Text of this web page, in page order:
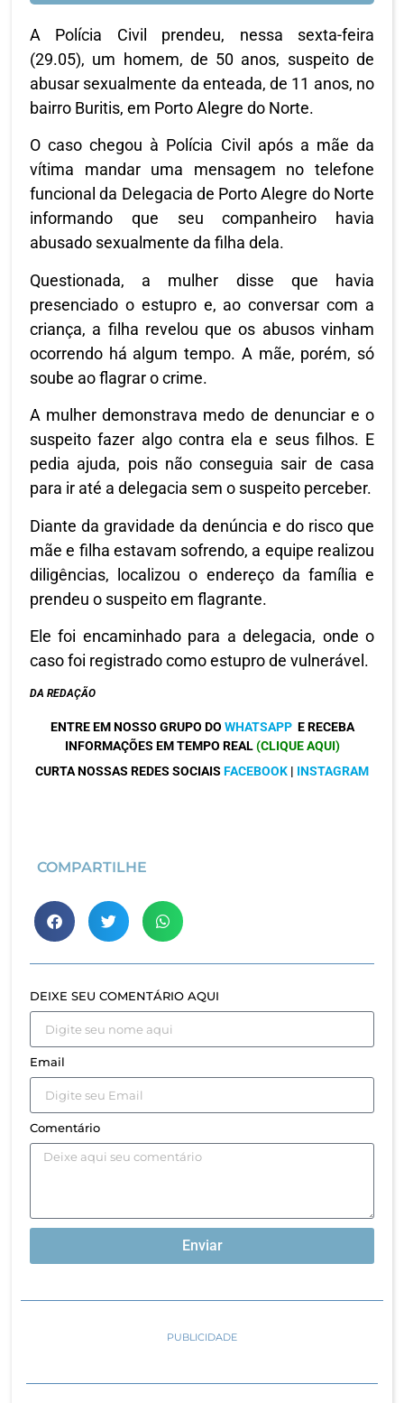
A Polícia Civil prendeu, nessa sexta-feira
(29.05), um homem, de 50 anos, suspeito de
abusar sexualmente da enteada, de 11 anos, no
bairro Buritis, em Porto Alegre do Norte.
O caso chegou à Polícia Civil após a mãe da
vítima mandar uma mensagem no telefone
funcional da Delegacia de Porto Alegre do Norte
informando que seu companheiro havia
abusado sexualmente da filha dela.
Questionada, a mulher disse que havia
presenciado o estupro e, ao conversar com a
criança, a filha revelou que os abusos vinham
ocorrendo há algum tempo. A mãe, porém, só
soube ao flagrar o crime.
A mulher demonstrava medo de denunciar e o
suspeito fazer algo contra ela e seus filhos. E
pedia ajuda, pois não conseguia sair de casa
para ir até a delegacia sem o suspeito perceber.
Diante da gravidade da denúncia e do risco que
mãe e filha estavam sofrendo, a equipe realizou
diligências, localizou o endereço da família e
prendeu o suspeito em flagrante.
Ele foi encaminhado para a delegacia, onde o
caso foi registrado como estupro de vulnerável.
DA REDAÇÃO
ENTRE EM NOSSO GRUPO DO WHATSAPP E RECEBA
INFORMAÇÕES EM TEMPO REAL(CLIQUE AQUI)
CURTA NOSSAS REDES SOCIAIS FACEBOOK | INSTAGRAM
COMPARTILHE
DEIXE SEU COMENTÁRIO AQUI
Email
Comentário
Enviar
PUBLICIDADE